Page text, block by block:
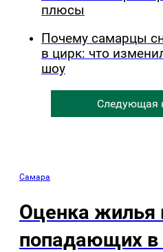
плюсы
Почему самарцы
в цирк: что
шоу
Следующая
Самара
Оценка жилья
попадающих в